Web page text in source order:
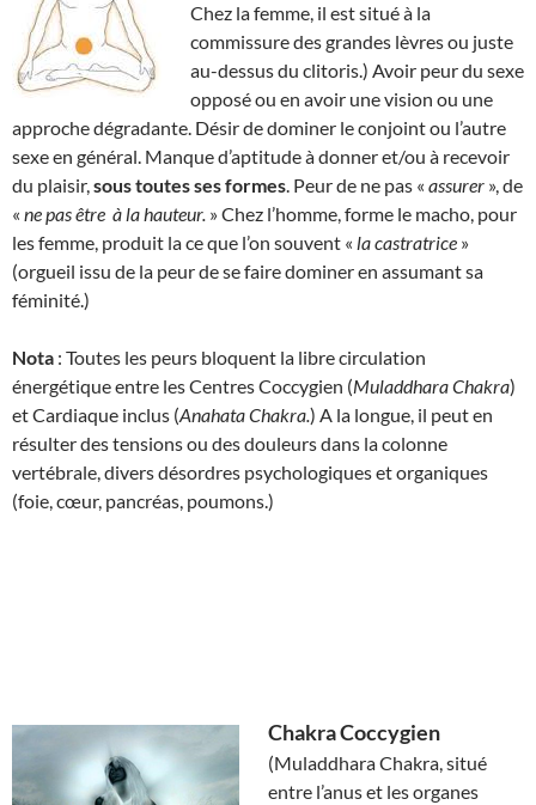
Chez la femme, il est situé à la
commissure des grandes lèvres ou juste
au-dessus du clitoris.) Avoir peur du sexe
opposé ou en avoir une vision ou une
approche dégradante. Désir de dominer le conjoint ou l’autre
sexe en général. Manque d’aptitude à donner et/ou à recevoir
du plaisir,sous toutes ses formes. Peur de ne pas « assurer », de
« ne pas être à la hauteur. » Chez l’homme, forme le macho, pour
les femme, produit la ce que l’on souvent « lacastratrice »
(orgueil issu de la peur de se faire dominer en assumant sa
féminité.)
Nota : Toutes les peurs bloquent la libre circulation
énergétique entre les Centres Coccygien (Muladdhara Chakra)
et Cardiaque inclus (Anahata Chakra.) A la longue, il peut en
résulter des tensions ou des douleurs dans la colonne
vertébrale, divers désordres psychologiques et organiques
(foie, cœur, pancréas, poumons.)
ChakraCoccygien
(Muladdhara Chakra, situé
entre l’anus et les organes